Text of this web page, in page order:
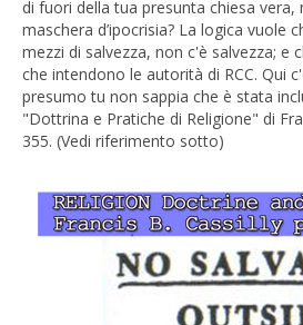
di fuori della tua presunta chiesa vera,
maschera d’ipocrisia? La logica vuole
mezzi di salvezza, non c'è salvezza; e
che intendono le autorità di RCC. Qui
presumo tu non sappia che è stata
"Dottrina e Pratiche di Religione" di
355. (Vedi riferimento sotto)